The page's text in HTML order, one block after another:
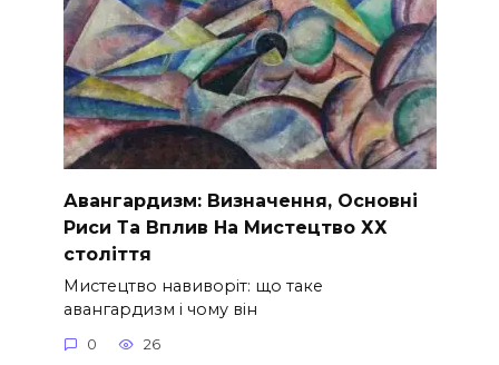
Авангардизм: Визначення, Основні
Риси Та Вплив На Мистецтво ХХ
століття
Мистецтво навиворіт: що таке
авангардизм і чому він
0 26